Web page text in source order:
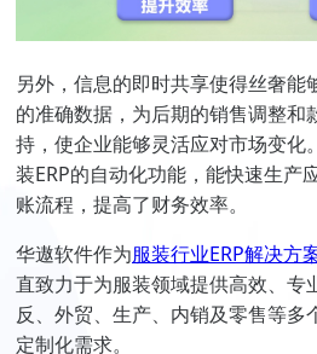
另外，信息的即时共享使得丝奢能
的准确数据，为后期的销售调整和
持，使企业能够灵活应对市场变化
装ERP的自动化功能，能快速生产
账流程，提高了财务效率。
华遨软件作为服装行业ERP解决方
直致力于为服装领域提供高效、专
反、外贸、生产、内销及零售等多
定制化需求。